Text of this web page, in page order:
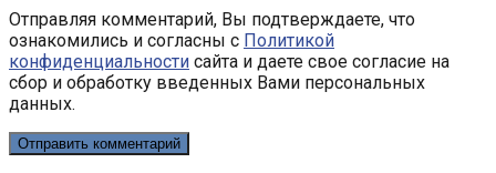
Отправляя комментарий, Вы подтверждаете, что
ознакомились и согласны с Политикой
конфиденциальности сайта и даете свое согласие на
сбор и обработку введенных Вами персональных
данных.